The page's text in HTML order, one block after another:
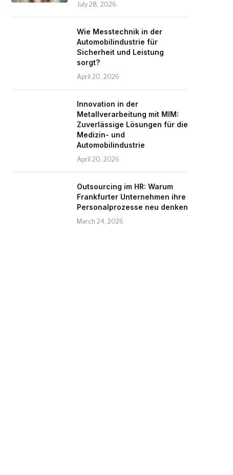
July 28, 2026
Wie Messtechnik in der
Automobilindustrie für
Sicherheit und Leistung
sorgt?
April 20, 2026
Innovation in der
Metallverarbeitung mit MIM:
Zuverlässige Lösungen für die
Medizin- und
Automobilindustrie
April 20, 2026
Outsourcing im HR: Warum
Frankfurter Unternehmen ihre
Personalprozesse neu denken
March 24, 2026